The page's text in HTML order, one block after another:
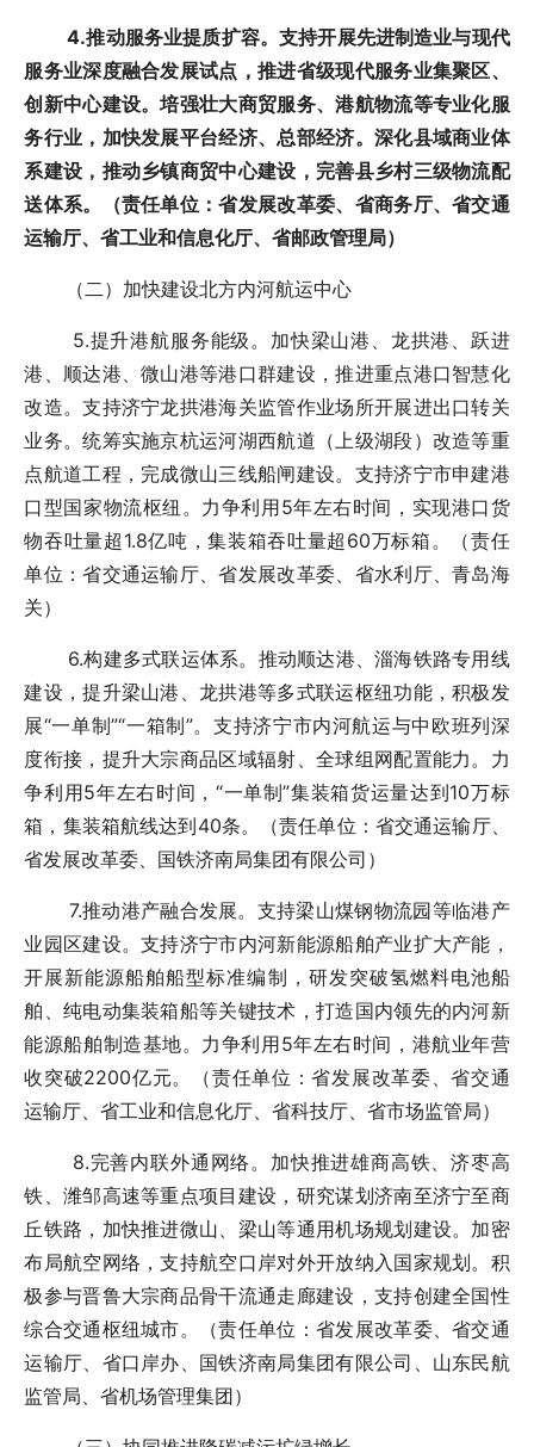
4.推动服务业提质扩容。支持开展先进制造业与现代
服务业深度融合发展试点，推进省级现代服务业集聚区、
创新中心建设。培强壮大商贸服务、港航物流等专业化服
务行业，加快发展平台经济、总部经济。深化县域商业体
系建设，推动乡镇商贸中心建设，完善县乡村三级物流配
送体系。（责任单位：省发展改革委、省商务厅、省交通
运输厅、省工业和信息化厅、省邮政管理局）
（二）加快建设北方内河航运中心
5.提升港航服务能级。加快梁山港、龙拱港、跃进
港、顺达港、微山港等港口群建设，推进重点港口智慧化
改造。支持济宁龙拱港海关监管作业场所开展进出口转关
业务。统筹实施京杭运河湖西航道（上级湖段）改造等重
点航道工程，完成微山三线船闸建设。支持济宁市申建港
口型国家物流枢纽。力争利用5年左右时间，实现港口货
物吞吐量超1.8亿吨，集装箱吞吐量超60万标箱。（责任
单位：省交通运输厅、省发展改革委、省水利厅、青岛海
关）
6.构建多式联运体系。推动顺达港、淄海铁路专用线
建设，提升梁山港、龙拱港等多式联运枢纽功能，积极发
展“一单制”“一箱制”。支持济宁市内河航运与中欧班列深
度衔接，提升大宗商品区域辐射、全球组网配置能力。力
争利用5年左右时间，“一单制”集装箱货运量达到10万标
箱，集装箱航线达到40条。（责任单位：省交通运输厅、
省发展改革委、国铁济南局集团有限公司）
7.推动港产融合发展。支持梁山煤钢物流园等临港产
业园区建设。支持济宁市内河新能源船舶产业扩大产能，
开展新能源船舶船型标准编制，研发突破氢燃料电池船
舶、纯电动集装箱船等关键技术，打造国内领先的内河新
能源船舶制造基地。力争利用5年左右时间，港航业年营
收突破2200亿元。（责任单位：省发展改革委、省交通
运输厅、省工业和信息化厅、省科技厅、省市场监管局）
8.完善内联外通网络。加快推进雄商高铁、济枣高
铁、潍邹高速等重点项目建设，研究谋划济南至济宁至商
丘铁路，加快推进微山、梁山等通用机场规划建设。加密
布局航空网络，支持航空口岸对外开放纳入国家规划。积
极参与晋鲁大宗商品骨干流通走廊建设，支持创建全国性
综合交通枢纽城市。（责任单位：省发展改革委、省交通
运输厅、省口岸办、国铁济南局集团有限公司、山东民航
监管局、省机场管理集团）